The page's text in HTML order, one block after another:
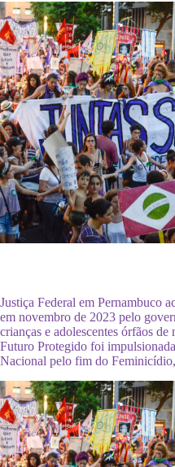
Justiça Federal em Pernambuco
em novembro de 2023 pelo
crianças e adolescentes órfãos
Futuro Protegido foi
Nacional pelo fim do